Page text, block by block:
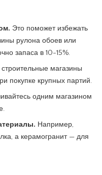
Это поможет избежать
рулона обоев или
запаса в 10-15%.
магазины
покупке крупных партий.
одним магазином
Например,
а керамогранит — для